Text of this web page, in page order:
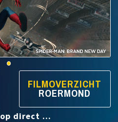
FILMOVERZICHT
ROERMOND
direct ...